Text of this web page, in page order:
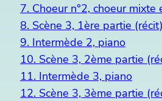
7. Choeur n°2, choeur mixte
8. Scène 3, 1ère partie (récit)
9. Intermède 2, piano
10. Scène 3, 2ème partie
11. Intermède 3, piano
12. Scène 3, 3ème partie